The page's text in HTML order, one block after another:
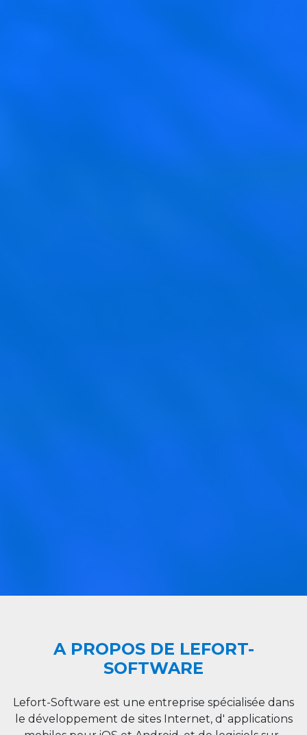
A PROPOS DE LEFORT-
SOFTWARE
Lefort-Software est une entreprise spécialisée dans
le développement de sites Internet, d' applications